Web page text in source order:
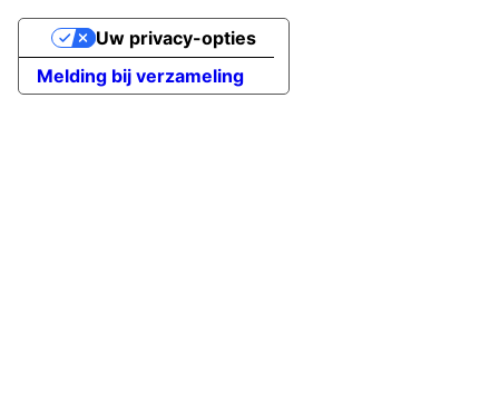
Melding bij verzameling
Uw privacy-opties